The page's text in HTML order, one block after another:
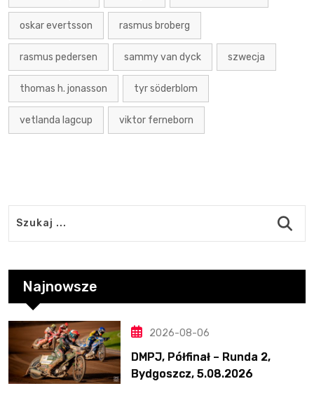
oskar evertsson rasmus broberg
rasmus pedersen sammy van dyck szwecja
thomas h. jonasson tyr söderblom
vetlanda lagcup viktor ferneborn
Najnowsze
2026-08-06
DMPJ, Półfinał – Runda 2,
Bydgoszcz, 5.08.2026